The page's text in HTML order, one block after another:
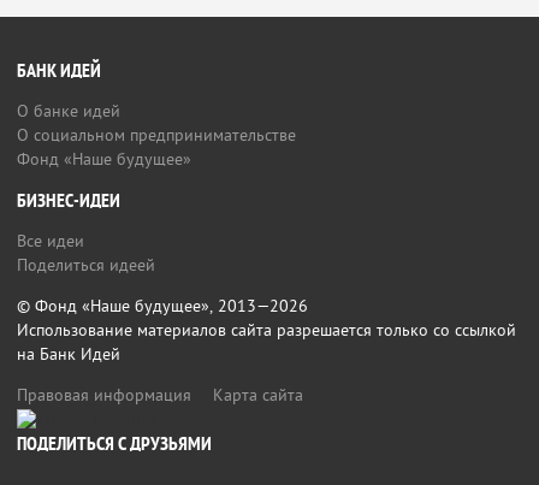
БАНК ИДЕЙ
О банке идей
О социальном предпринимательстве
Фонд «Наше будущее»
БИЗНЕС-ИДЕИ
Все идеи
Поделиться идеей
© Фонд «Наше будущее», 2013—2026
Использование материалов сайта разрешается только со ссылкой
на Банк Идей
Правовая информация
Карта сайта
ПОДЕЛИТЬСЯ С ДРУЗЬЯМИ